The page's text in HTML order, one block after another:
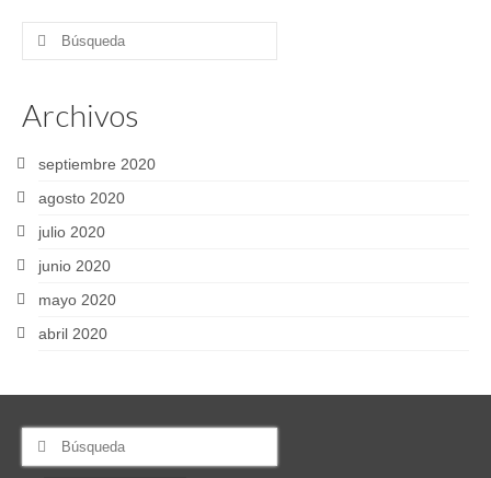
Buscar
Archivos
septiembre 2020
agosto 2020
julio 2020
junio 2020
mayo 2020
abril 2020
Buscar